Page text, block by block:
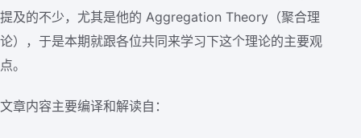
提及的不少，尤其是他的 Aggregation Theory（聚合理
论），于是本期就跟各位共同来学习下这个理论的主要观
点。
文章内容主要编译和解读自：